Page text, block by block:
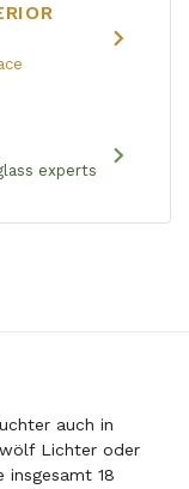
chevron_right
experts chevron_right
auch in
Lichter oder
18